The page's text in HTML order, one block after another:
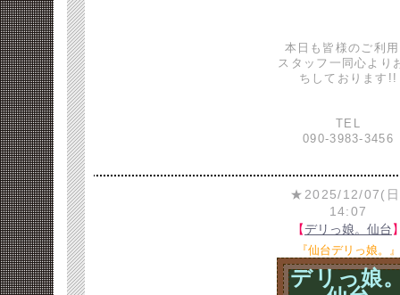
本日も皆様のご利
スタッフ一同心より
ちしております!!
TEL
090-3983-3456
★2025/12/07(
14:07
【デリっ娘。仙台
『仙台デリっ娘。』
デリっ娘